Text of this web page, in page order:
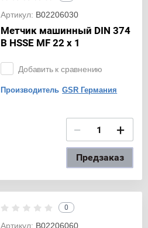
Артикул: B02206030
Метчик машинный DIN 374
B HSSE MF 22 x 1
Добавить к сравнению
Производитель GSR Германия
− +
Предзаказ
0
Артикул: B02206060